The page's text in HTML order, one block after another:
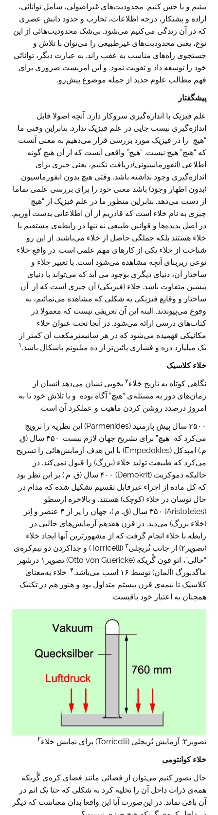
بینیم و یا حس کنیم. محدودیت‌‌های‌ غیراصولی، شامل توانائی،
اراده و پشتکار، درجه اطلاعات، تجارب و حدود دانش عصری
که در آن زندگی می‌کنیم می‌شود. بی‌شک محدودیت‌هائی از این
نوع‌، یعنی محدودیت‌‌های غیرطبیعی را می‌توان با تلاش و
جستجوی راه‌های مناسب به عقب راند. به عبارت دیگر، توانائی
خود را توسعه داد و تقویت نمود. و این امریست ضروری برای
فهم مطالب علوم جدید از جمله موضوع پیش‌رو.
پیشگفتار
علم فیزیک با اندازه‌گیری سروکار دارد. آنچه اصولا قابل
اندازه‌گیری نیست جایی در علم فیزیک ندارد. بنابراین وقتی ما
“هیچ” را در فیزیک مورد بررسی قرار می‌دهیم به معنی آنست
که “هیچ” هیچ نیست. “هیچ” واقعی آنست که از آن هیچ گونه
اطلاعی (انفورماسیونی)دریافت نکنیم، یعنی چیزی برای
اندازه‌گیری وجود نداشته باشد. وقتی هیچ بدون انفورماسیون
(بدون اظهار وجود) باشد معنی خود را برای بررسی علمی تماما
از دست می‌دهد. بنابراین منظور ما در علم فیزیک از “هیچ”
چیزی به نام خلاء است که قادریم از آن اطلاعاتی بدست آوریم.
در اصل پدیده‌ها و قوانین طبیعی نه تنها در رابطه‌ی مستقیم با
خلاء هستند بلکه جملگی حاصل از خلاء می‌باشند. از این رو
شناخت از خلاء یکی از کارهای مهم علمی است. در واقع خلاء
نوعی زیربنای آنچه مشاهده می‌شود است. با تغییر خلاء و
ساختار آن، دنیای دیگری بوجود می آید که می‌تواند با دنیای
پیشین متفاوت باشد. خلاء (فیزیکی) آن چیزی است که از آن
ساختار و وقایع فیزیکی به شکلی که مشاهده می‌نمائیم، به
وقوع می‌پیوندند. البته این آن تعریفی نیست که معمولا در
کتاب‌های درسی ارائه می‌شود. در آنجا تحت عنوان خلاء
مکانیکی فهمیده می‌شود که در هر سانیمترمکعب آن کمتر از
یک میلیارد ذره و فشاری پائین‌تر از ده میلیونم پاسکال باشد. ۱
خلاء کلاسیک
نگاهی کوتاه به تاریخ خلاء۲ بخوبی نشان می‌دهد انسان از
زمان‌های دور به مسئله‌ی “هیچ” آگاه بوده و با تلاش خود تا به
امروز درصدد روشن کردن ماهیت و عملکرد آن است.
۲۵۰۰ سال پیش پارمنید (Parmenides) این نظریه را ترویج
می‌کرد که “هیچ” برای تشریح جهان لازم نیست. ۴۵۰ سال (ق.
م.) امپدکل (Empedokles) با این هدف آزمایش‌هائی را تشریح
می‌کرد که طبیعت تولید خلاء (بزرگ) را قبول نمی‌کند. در
حالیکه دموکریت (Demokrit) ۴۰۰ سال (ق. م.) بر این نظر بود
که کل ماده از اجزاء غیرقابل تقسیم تشکیل شده که مدام در
حال نوسان در خلاء (کوچک) هستند. و بالاخره ارسطو
(Aristoteles) ۳۵۰ سال (ق. م.)، جهان را پر از ۴ عنصر و اِتر
(خلاء بزرگ) می‌دید. در قرن هفدهم آزمایش‌های جالبی در
رابطه با خلاء انجام گرفت که از مشهورترین آنها ایجاد خلاء
(تصویر۲) از جانب تُریچلی
۳
(Torricelli) و جداکردن دو نیم‌کره‌ی
“خالی”، اتو فون گُریکه (Otto von Guericke) تصویر۱ درشهر
ماگدبورگ (آلمان) توسط ۱۶ اسب می‌باشد.
۴ خلاء به‌معنای
کلاسیک تا نیمه‌ی قرن بیستم متداول بود و هنوز هم در تکنیک
همچنان به اعتبار خود باقیست.
تصویر۲: آزمایش تُریچلی (Torricelli) برای نمایش خلاء ۲
خلاء کوانتومی
حال تصور کنیم می‌توان از فضائی مانند فضای کره‌ی گُریکه
همه‌ی ذرات داخل آن را تخلیه کرد به شکلی که حتا یک اتم در
آن باقی نماند. در این‌صورت آیا این واقعا بدان معناست که دیگر